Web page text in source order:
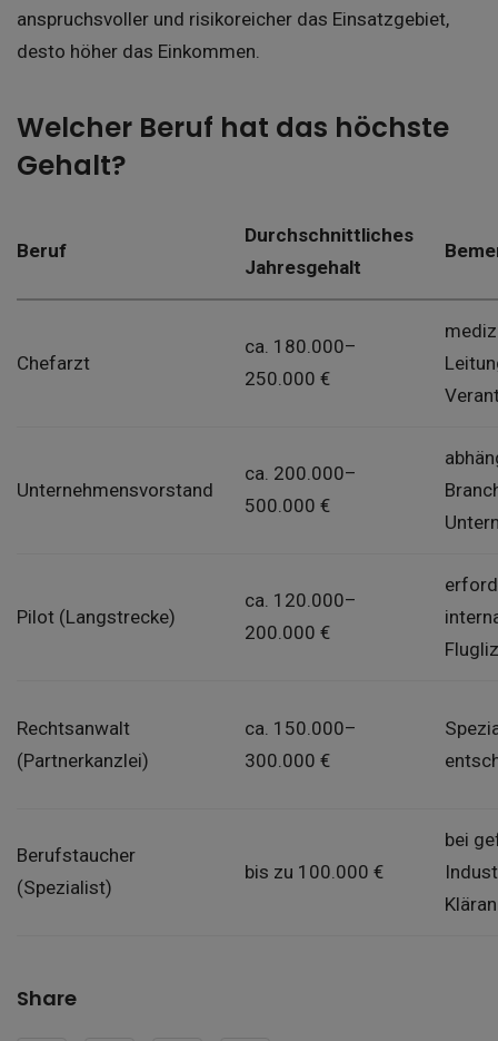
anspruchsvoller und risikoreicher das Einsatzgebiet,
desto höher das Einkommen.
Welcher Beruf hat das höchste
Gehalt?
Beruf
Durchschnittliches
Jahresgehalt
Chefarzt
ca. 180.000–
250.000 €
Unternehmensvorstand
ca. 200.000–
500.000 €
Pilot (Langstrecke)
ca. 120.000–
200.000 €
Rechtsanwalt
(Partnerkanzlei)
ca. 150.000–
300.000 €
Berufstaucher
(Spezialist)
bis zu 100.000 €
bei
Share